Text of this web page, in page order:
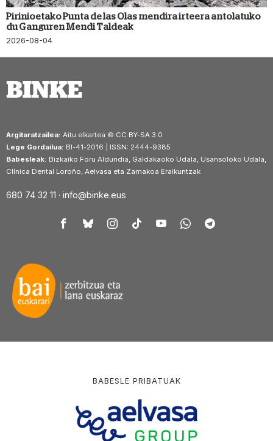
Pirinioetako Punta de las Olas mendira irteera antolatuko
du Ganguren Mendi Taldeak
2026-08-04
Argitaratzailea: Aitu elkartea © CC BY-SA 3.0
Lege Gordailua: BI-41-2016 | ISSN: 2444-9385
Babesleak: Bizkaiko Foru Aldundia, Galdakaoko Udala, Usansoloko Udala,
Clínica Dental Loroño, Aelvasa eta Zamakoa Eraikuntzak
680 74 32 11 · info@binke.eus
BABESLE PRIBATUAK